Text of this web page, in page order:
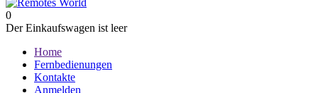
0
Der Einkaufswagen ist leer
Home
Fernbedienungen
Kontakte
Anmelden